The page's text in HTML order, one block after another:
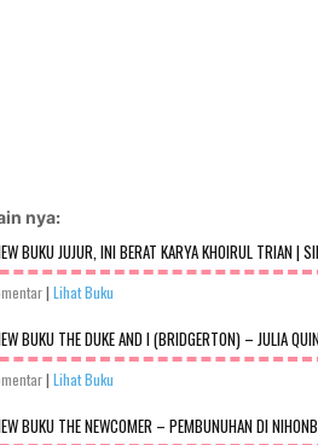
nya:
BUKU JUJUR, INI BERAT KARYA KHOIRUL TRIAN |
| Lihat Buku
BUKU THE DUKE AND I (BRIDGERTON) – JULIA
| Lihat Buku
BUKU THE NEWCOMER – PEMBUNUHAN DI